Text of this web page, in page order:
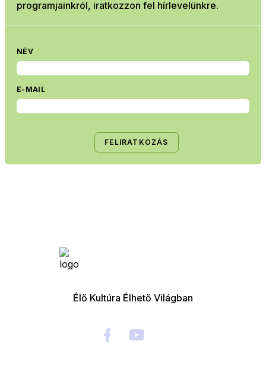
programjainkról, iratkozzon fel hírlevelünkre.
NÉV
E-MAIL
FELIRATKOZÁS
Élő Kultúra Élhető Világban